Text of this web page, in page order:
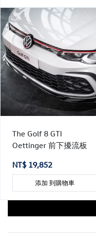
The Golf 8 GTI
Oettinger 前下擾流板
NT$ 19,852
添加 到購物車